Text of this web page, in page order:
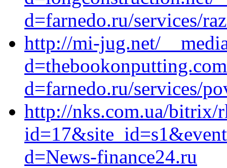
d=farnedo.ru/services/
http://mi-jug.net/
d=farnedo.ru/services/
http://nks.com.ua/bitrix/
d=News-finance24.ru